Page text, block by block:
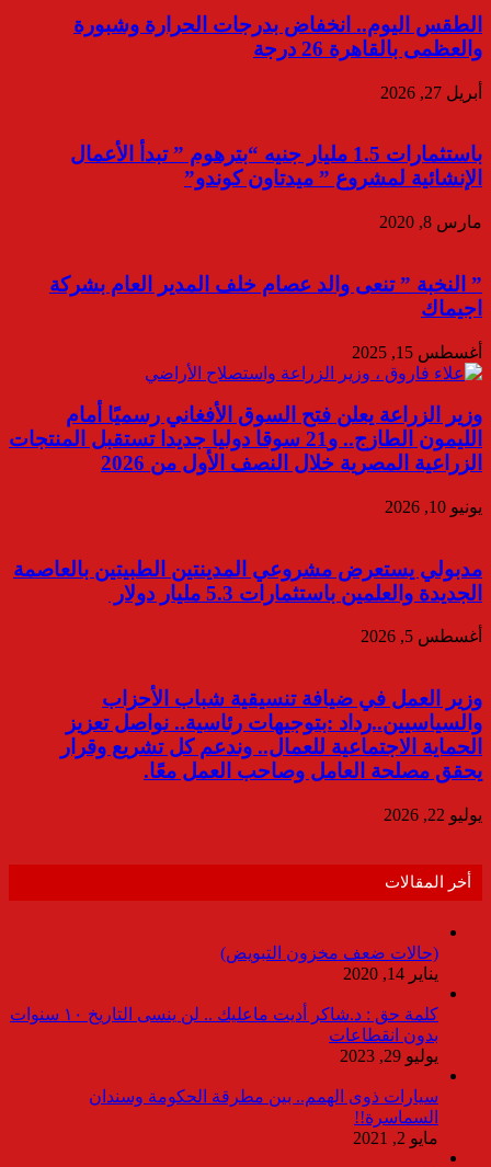
الطقس اليوم.. انخفاض بدرجات الحرارة وشبورة
والعظمى بالقاهرة 26 درجة
أبريل 27, 2026
باستثمارات 1.5 مليار جنيه “بترهوم ” تبدأ الأعمال
الإنشائية لمشروع ” ميدتاون كوندو”
مارس 8, 2020
” النخبة ” تنعى والد عصام خلف المدير العام بشركة
اجيماك
أغسطس 15, 2025
وزير الزراعة يعلن فتح السوق الأفغاني رسميًا أمام
الليمون الطازج.. و21 سوقا دوليا جديدا تستقبل المنتجات
الزراعية المصرية خلال النصف الأول من 2026
يونيو 10, 2026
مدبولي يستعرض مشروعي المدينتين الطبيتين بالعاصمة
الجديدة والعلمين باستثمارات 5.3 مليار دولار
أغسطس 5, 2026
وزير العمل في ضيافة تنسيقية شباب الأحزاب
والسياسيين..رداد :بتوجيهات رئاسية.. نواصل تعزيز
الحماية الاجتماعية للعمال.. وندعم كل تشريع وقرار
يحقق مصلحة العامل وصاحب العمل معًا.
يوليو 22, 2026
أخر المقالات
(حالات ضعف مخزون التبويض)
يناير 14, 2020
كلمة حق : د.شاكر أديت ماعليك .. لن ينسى التاريخ ١٠ سنوات
بدون انقطاعات
يوليو 29, 2023
سيارات ذوى الهمم.. بين مطرقة الحكومة وسندان
السماسرة!!
مايو 2, 2021